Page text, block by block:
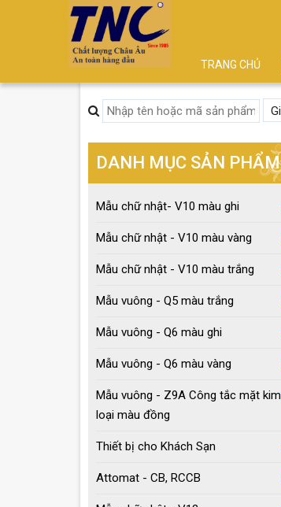
TRANG CHỦ
DANH MỤC SẢN PHẨM
Mẫu chữ nhật- V10 màu ghi
Mẫu chữ nhật - V10 màu vàng
Mẫu chữ nhật - V10 màu trắng
Mẫu vuông - Q5 màu trắng
Mẫu vuông - Q6 màu ghi
Mẫu vuông - Q6 màu vàng
Mẫu vuông - Z9A Công tắc mặt kim
loại màu đồng
Thiết bị cho Khách Sạn
Attomat - CB, RCCB